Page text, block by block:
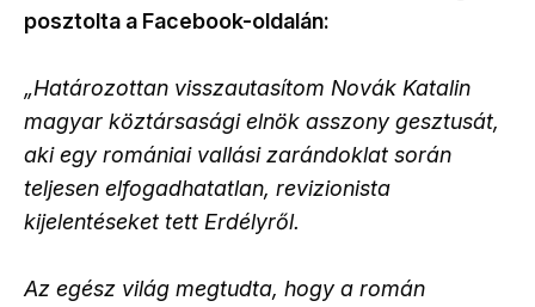
posztolta a Facebook-oldalán:
„Határozottan visszautasítom Novák Katalin
magyar köztársasági elnök asszony gesztusát,
aki egy romániai vallási zarándoklat során
teljesen elfogadhatatlan, revizionista
kijelentéseket tett Erdélyről.
Az egész világ megtudta, hogy a román